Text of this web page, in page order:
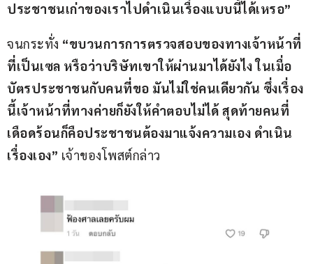
ประชาชนเก่าของเราไปดำเนินเรื่องแบบนี้ได้เหรอ”
จนกระทั่ง “ขบวนการการตรวจสอบของทางเจ้าหน้าที่
ที่เป็นเซล หรือว่าบริษัทเขาให้ผ่านมาได้ยังไง ในเมื่อ
บัตรประชาชนกับคนที่ขอ มันไม่ใช่คนเดียวกัน ซึ่งเรื่อง
นี้เจ้าหน้าที่ทางค่ายก็ยังให้คำตอบไม่ได้ สุดท้ายคนที่
เดือดร้อนก็คือประชาชนต้องมาแจ้งความเอง ดำเนิน
เรื่องเอง” เจ้าของโพสต์กล่าว